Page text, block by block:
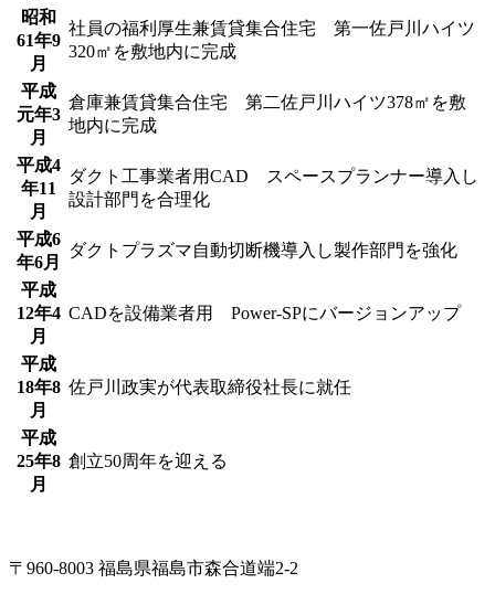
昭和
61年9
月
社員の福利厚生兼賃貸集合住宅 第一佐戸川ハイツ
320㎡を敷地内に完成
平成
元年3
月
倉庫兼賃貸集合住宅 第二佐戸川ハイツ378㎡を敷
地内に完成
平成4
年11
月
ダクト工事業者用CAD スペースプランナー導入し
設計部門を合理化
平成6
年6月
ダクトプラズマ自動切断機導入し製作部門を強化
平成
12年4
月
CADを設備業者用 Power-SPにバージョンアップ
平成
18年8
月
佐戸川政実が代表取締役社長に就任
平成
25年8
月
創立50周年を迎える
〒960-8003 福島県福島市森合道端2-2